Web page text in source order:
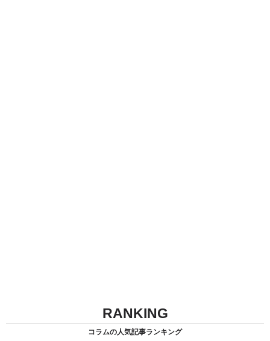
RANKING
コラムの人気記事ランキング